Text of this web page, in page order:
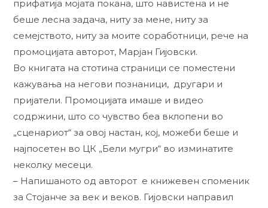
прифатија мојата покана, што навистена и не
беше лесна задача, ниту за мене, ниту за
семејството, ниту за моите соработници, рече на
промоцијата авторот, Марјан Гијовски.
Во книгата на стотина страници се поместени
кажувања на негови познаници, другари и
пријатели. Промоцијата имаше и видео
содржини, што со чувство беа вклопени во
„сценариот“ за овој настан, кој, можеби беше и
најпосетен во ЦК „Бели мугри“ во изминатите
неколку месеци.
– Напишаното од авторот е книжевен споменик
за Стојанче за век и веков. Гијовски направил